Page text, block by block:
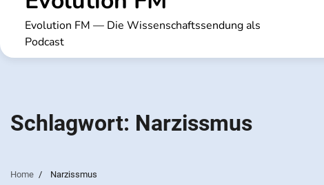
Evolution FM — Die Wissenschaftssendung als
Podcast
Schlagwort: Narzissmus
Home Narzissmus